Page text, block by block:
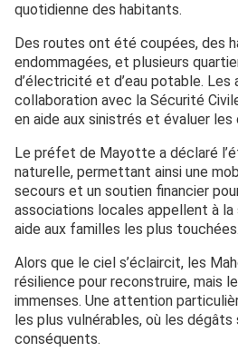
quotidienne des habitants.
Des routes ont été coupées, des
endommagées, et plusieurs
d’électricité et d’eau potable.
collaboration avec la Sécurité
en aide aux sinistrés et évaluer les
Le préfet de Mayotte a déclaré
naturelle, permettant ainsi une
secours et un soutien financier
associations locales appellent à la
aide aux familles les plus touchées.
Alors que le ciel s’éclaircit, les
résilience pour reconstruire, mais
immenses. Une attention
les plus vulnérables, où les
conséquents.